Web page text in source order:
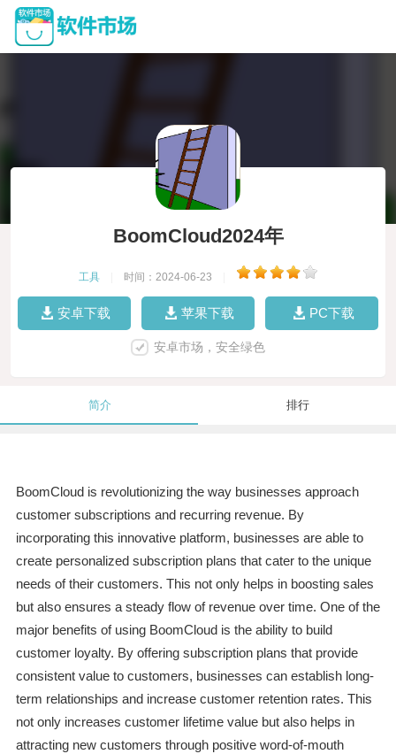
BoomCloud2024年
工具 时间：2024-06-23
安卓下载 苹果下载 PC下载
安卓市场，安全绿色
简介 排行
BoomCloud is revolutionizing the way businesses approach
customer subscriptions and recurring revenue. By
incorporating this innovative platform, businesses are able to
create personalized subscription plans that cater to the unique
needs of their customers. This not only helps in boosting sales
but also ensures a steady flow of revenue over time. One of the
major benefits of using BoomCloud is the ability to build
customer loyalty. By offering subscription plans that provide
consistent value to customers, businesses can establish long-
term relationships and increase customer retention rates. This
not only increases customer lifetime value but also helps in
attracting new customers through positive word-of-mouth